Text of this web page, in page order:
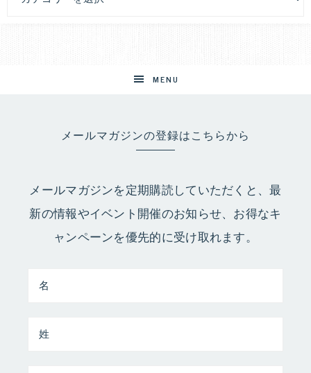
MENU
メールマガジンの登録はこちらから
メールマガジンを定期購読していただくと、最
新の情報やイベント開催のお知らせ、お得なキ
ャンペーンを優先的に受け取れます。